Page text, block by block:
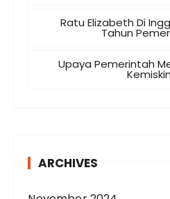
Ratu Elizabeth Di
Tahun
Upaya Pemerintah
ARCHIVES